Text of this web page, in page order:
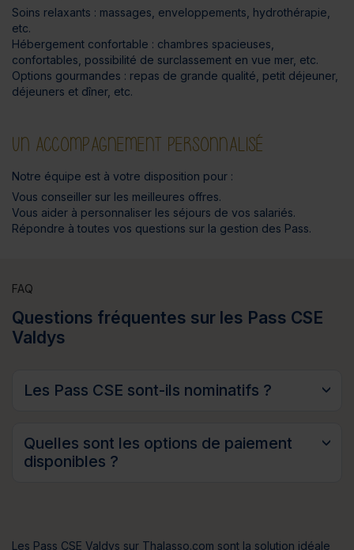
Soins relaxants : massages, enveloppements, hydrothérapie,
etc.
Hébergement confortable : chambres spacieuses,
confortables, possibilité de surclassement en vue mer, etc.
Options gourmandes : repas de grande qualité, petit déjeuner,
déjeuners et dîner, etc.
UN ACCOMPAGNEMENT PERSONNALISÉ
Notre équipe est à votre disposition pour :
Vous conseiller sur les meilleures offres.
Vous aider à personnaliser les séjours de vos salariés.
Répondre à toutes vos questions sur la gestion des Pass.
FAQ
Questions fréquentes sur les Pass CSE
Valdys
Les Pass CSE sont-ils nominatifs ?
Quelles sont les options de paiement
disponibles ?
Les Pass CSE Valdys sur Thalasso.com sont la solution idéale